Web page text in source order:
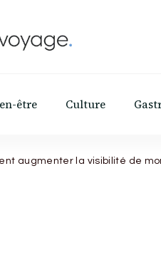
être Culture
augmenter la visibilité de